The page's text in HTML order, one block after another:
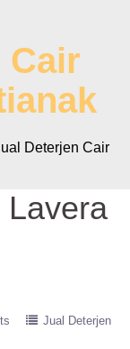
Cair
Deterjen Cair
Lavera
Jual Deterjen